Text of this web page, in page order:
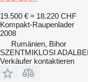
19.500 € ≈ 18.220 CHF
Kompakt-Raupenlader
2008
Rumänien, Bihor
SZENTMIKLOSI
Verkäufer kontaktieren